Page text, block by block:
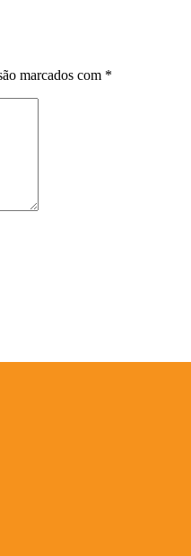
marcados com *